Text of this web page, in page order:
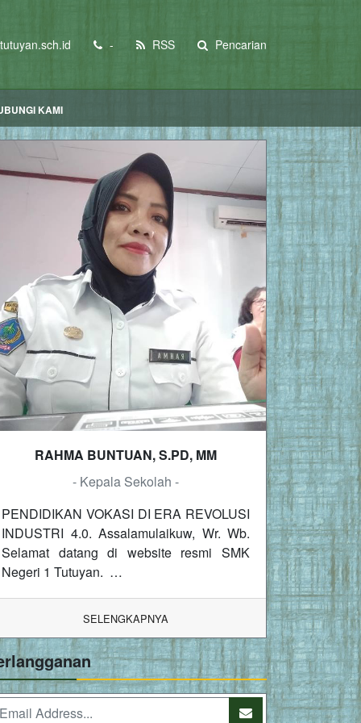
- RSS Pencarian
KAMI
RAHMA BUNTUAN, S.PD, MM
- Kepala Sekolah -
PENDIDIKAN VOKASI DI ERA REVOLUSI
INDUSTRI 4.0. Assalamulaikuw, Wr. Wb.
Selamat datang di website resmi SMK
Negeri 1 Tutuyan. …
SELENGKAPNYA